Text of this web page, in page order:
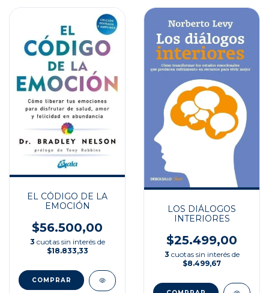
EL CÓDIGO DE LA
EMOCIÓN
$56.500,00
3 cuotas sin interés de
$18.833,33
LOS DIÁLOGOS
INTERIORES
$25.499,00
3 cuotas sin interés de
$8.499,67